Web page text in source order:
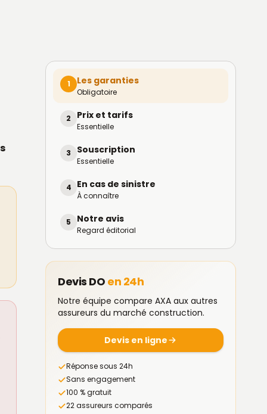
1 Les garanties
Obligatoire
2 Prix et tarifs
Essentielle
3 Souscription
Essentielle
4 En cas de sinistre
À connaître
5 Notre avis
Regard éditorial
Devis DO en 24h
Notre équipe compare AXA aux autres
assureurs du marché construction.
Devis en ligne
Réponse sous 24h
Sans engagement
100 % gratuit
22 assureurs comparés